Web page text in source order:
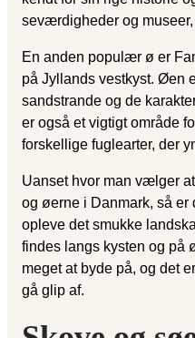
seværdigheder og
En anden populær ø er
på Jyllands vestkyst. Øen
sandstrande og de
er også et vigtigt område
forskellige fuglearter, der
Uanset hvor man vælger
og øerne i Danmark, så
opleve det smukke
findes langs kysten og på
meget at byde på, og det
gå glip af.